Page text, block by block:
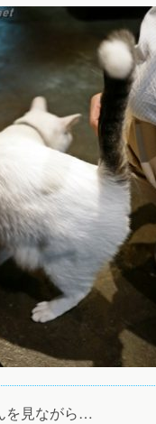
を見ながら…